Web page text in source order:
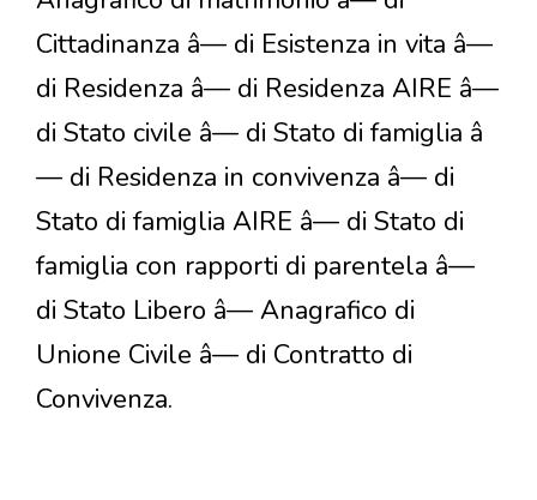
Cittadinanza â— di Esistenza in vita â—
di Residenza â— di Residenza AIRE â—
di Stato civile â— di Stato di famiglia â
— di Residenza in convivenza â— di
Stato di famiglia AIRE â— di Stato di
famiglia con rapporti di parentela â—
di Stato Libero â— Anagrafico di
Unione Civile â— di Contratto di
Convivenza.